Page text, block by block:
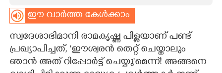
ASTRO
CARTOONS
ഈ വാർത്ത കേൾക്കാം
സ്വദേശാഭിമാനി രാമകൃഷ്ണ പിള്ളയാണ് പണ്ട്
പ്രഖ്യാപിച്ചത്, 'ഈശ്വരൻ തെറ്റ് ചെയ്താലും
ഞാൻ അത് റിപ്പോർട്ട്‌ ചെയ്യു"മെന്ന്! അങ്ങനെ